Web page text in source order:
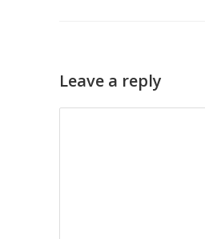
Leave a reply